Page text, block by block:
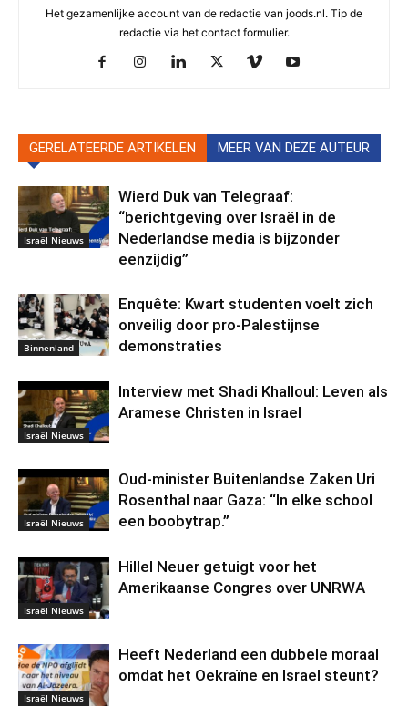
Het gezamenlijke account van de redactie van joods.nl. Tip de
redactie via het contact formulier.
GERELATEERDE ARTIKELEN MEER VAN DEZE AUTEUR
Israël Nieuws
Wierd Duk van Telegraaf:
“berichtgeving over Israël in de
Nederlandse media is bijzonder
eenzijdig”
Binnenland
Enquête: Kwart studenten voelt zich
onveilig door pro-Palestijnse
demonstraties
Israël Nieuws
Interview met Shadi Khalloul: Leven als
Aramese Christen in Israel
Israël Nieuws
Oud-minister Buitenlandse Zaken Uri
Rosenthal naar Gaza: “In elke school
een boobytrap.”
Israël Nieuws
Hillel Neuer getuigt voor het
Amerikaanse Congres over UNRWA
Israël Nieuws
Heeft Nederland een dubbele moraal
omdat het Oekraïne en Israel steunt?